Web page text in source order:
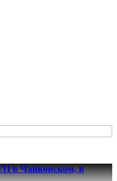
в Чайковском, в